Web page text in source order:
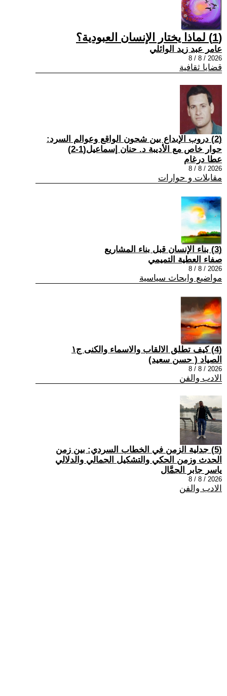
(1) لماذا يختار الإنسان العبودية؟
عامر عبد زيد الوائلي
2026 / 8 / 8
قضايا ثقافية
(2) دروب الإبداع بين شجون الواقع وعوالم السرد:
حوار خاص مع الأديبة د. حنان إسماعيل(1-2)
عطا درغام
2026 / 8 / 8
مقابلات و حوارات
(3) بناء الإنسان قبل بناء المشاريع
صفاء العطية التميمي
2026 / 8 / 8
مواضيع وابحاث سياسية
(4) كيف تطلق الالقاب والاسماء والكنى ج١
الصياد ‏( حسن سعيد‏)
2026 / 8 / 8
الادب والفن
(5) جدلية الزمن في الخطاب السردي: بين زمن
الحدث وزمن الحكي والتشكيل الجمالي والدلالي
ياسر جابر الجمَّال
2026 / 8 / 8
الادب والفن